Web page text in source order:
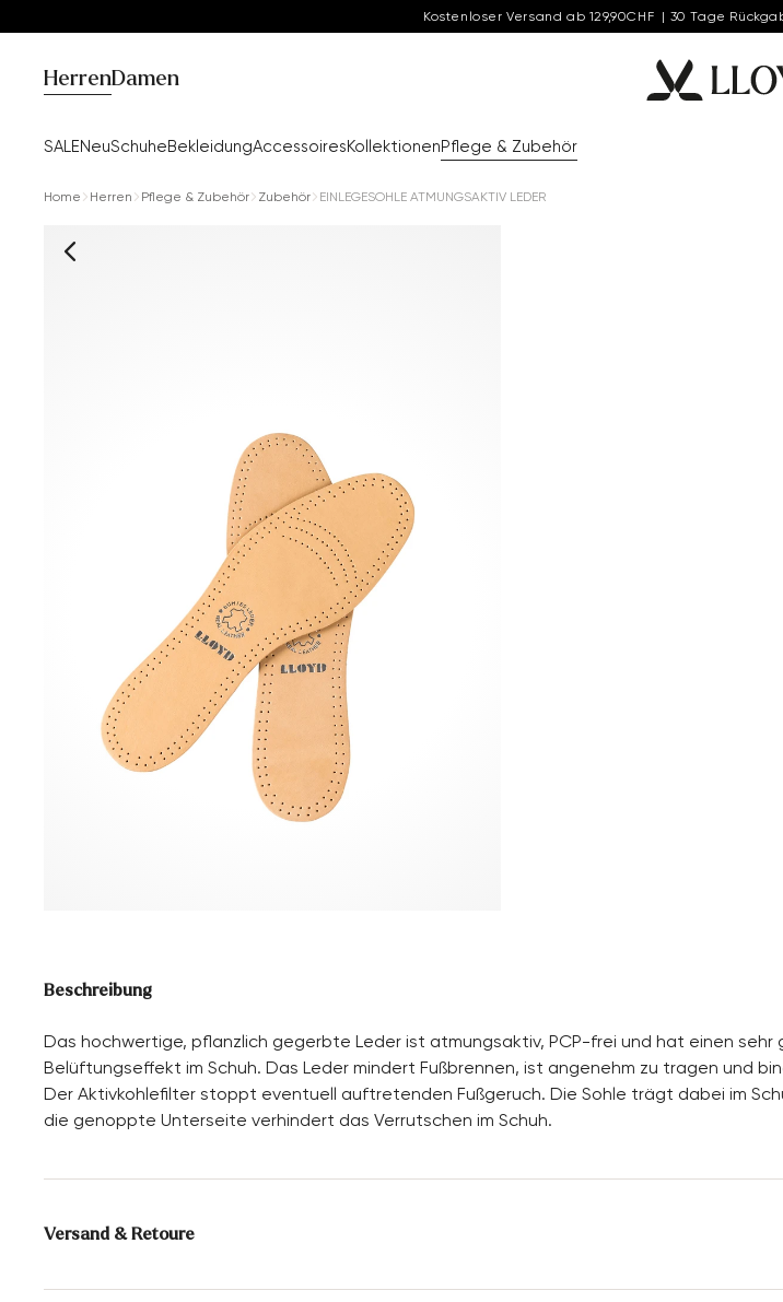
Kostenloser Versand ab 129,90CHF | 30 Tage
Herren
SALENeuSchuheBekleidungAccessoiresKollektionenPflege & Zubehör
Damen
Home Herren Pflege & Zubehör Zubehör EINLEGESOHLE ATMUNGSAKTIV LEDER
Beschreibung
Das hochwertige, pflanzlich gegerbte Leder ist atmungsaktiv, PCP-frei und hat einen sehr
Belüftungseffekt im Schuh. Das Leder mindert Fußbrennen, ist angenehm zu tragen und
Der Aktivkohlefilter stoppt eventuell auftretenden Fußgeruch. Die Sohle trägt dabei im
die genoppte Unterseite verhindert das Verrutschen im Schuh.
Versand & Retoure
Lieferzeit 5-6 Tage mit DHL oder GLS
Weitere Informationen zum